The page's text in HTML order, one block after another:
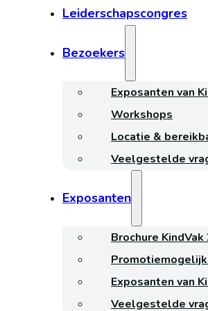
Leiderschapscongres
Bezoekers
Exposanten van
Workshops
Locatie &
Veelgestelde
Exposanten
Brochure KindVak
Exposanten van
Veelgestelde